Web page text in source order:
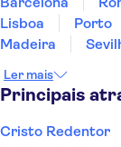
Lisboa
Porto
Madeira
Sesimbra
Ler mais
Principais
Cristo Redentor